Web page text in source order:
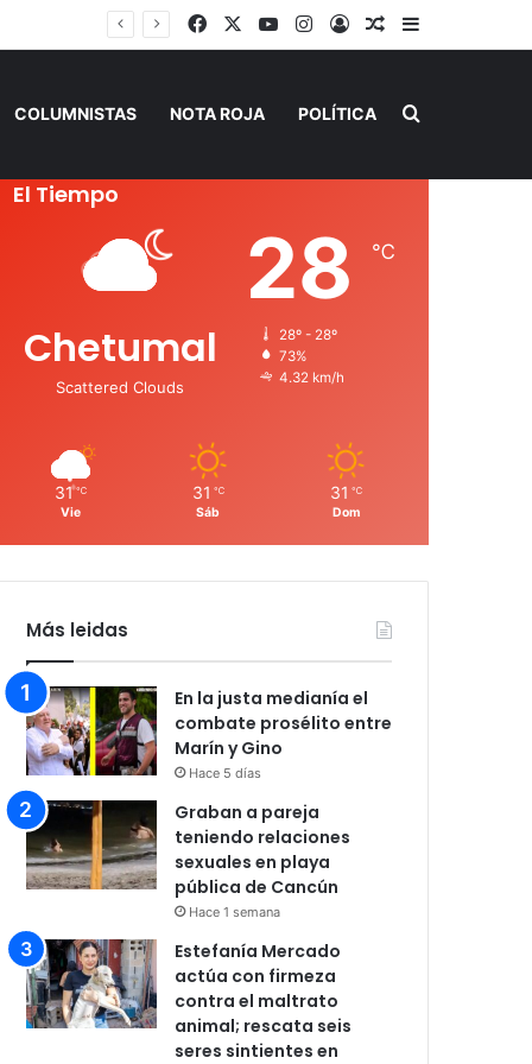
FacebookYouTubeInstagram
AccesoPublicación al
Barra lateral
COLUMNISTAS NOTA ROJA POLÍTICA Buscar por
El Tiempo
Chetumal
Scattered Clouds
28 ℃
28º - 28º
73%
4.32 km/h
31 ℃
Vie
31 ℃
Sáb
31 ℃
Dom
Más leidas
En la justa medianía el
combate prosélito entre
Marín y Gino
Hace 5 días
Graban a pareja
teniendo relaciones
sexuales en playa
pública de Cancún
Hace 1 semana
Estefanía Mercado
actúa con firmeza
contra el maltrato
animal; rescata seis
seres sintientes en